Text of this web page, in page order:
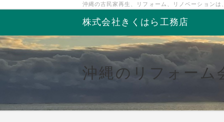
沖縄の古民家再生、リフォーム、リノベーションは
株式会社きくはら工務店
沖縄のリフォーム